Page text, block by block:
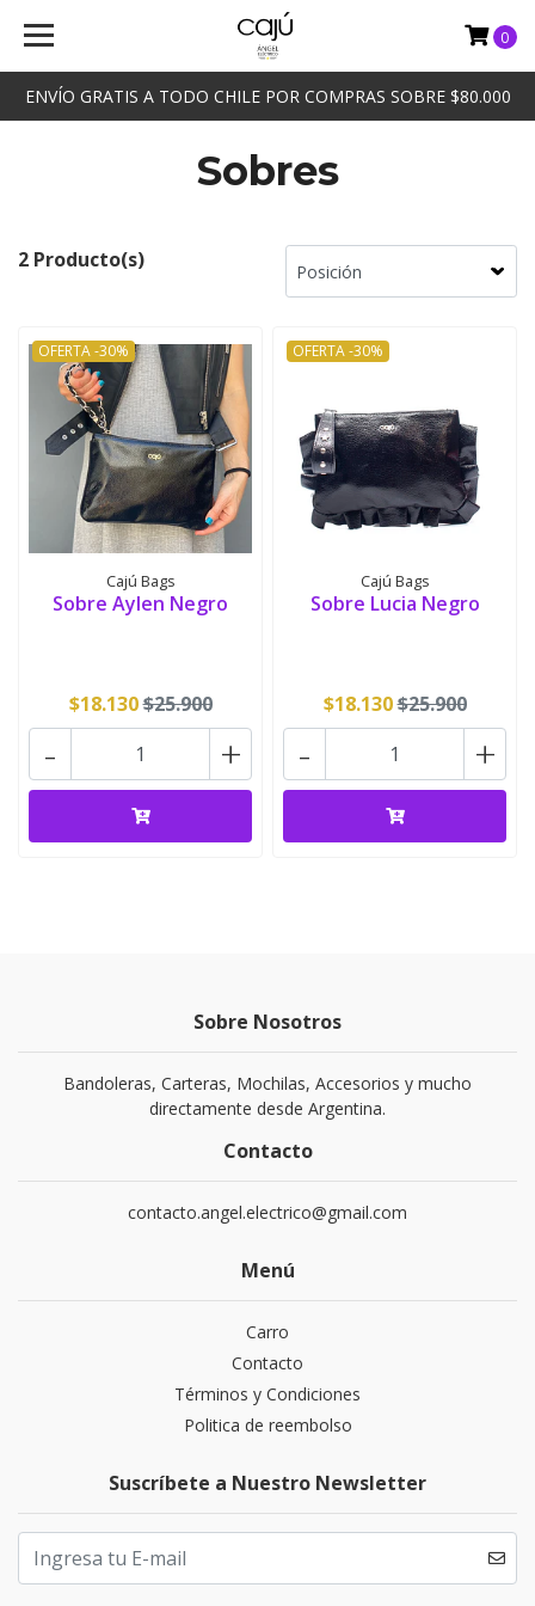
ENVÍO GRATIS A TODO CHILE POR COMPRAS SOBRE $80.000
0
Sobres
2 Producto(s)
OFERTA -30%
Cajú Bags
Sobre Aylen Negro
$18.130$25.900
+
-
OFERTA -30%
Cajú Bags
Sobre Lucia Negro
$18.130$25.900
+
-
Sobre Nosotros
Bandoleras, Carteras, Mochilas, Accesorios y mucho
directamente desde Argentina.
Contacto
contacto.angel.electrico@gmail.com
Menú
Carro
Contacto
Términos y Condiciones
Politica de reembolso
Suscríbete a Nuestro Newsletter